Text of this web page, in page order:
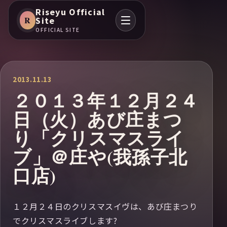
R
Riseyu Official
Site
OFFICIAL SITE
2013.11.13
２０１３年１２月２４
日（火）あび庄まつ
り「クリスマスライ
ブ」＠庄や(我孫子北
口店)
１２月２４日のクリスマスイヴは、あび庄まつり
でクリスマスライブします?